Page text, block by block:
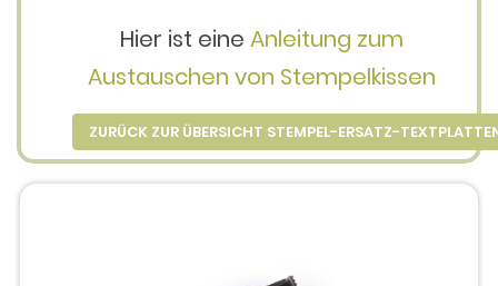
Hier ist eine Anleitung zum
Austauschen von Stempelkissen
ZURÜCK ZUR ÜBERSICHT STEMPEL-ERSATZ-